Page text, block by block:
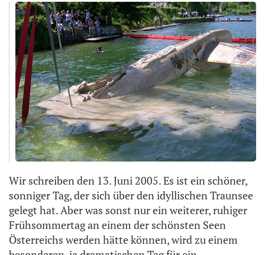
Wir schreiben den 13. Juni 2005. Es ist ein schöner,
sonniger Tag, der sich über den idyllischen Traunsee
gelegt hat. Aber was sonst nur ein weiterer, ruhiger
Frühsommertag an einem der schönsten Seen
Österreichs werden hätte können, wird zu einem